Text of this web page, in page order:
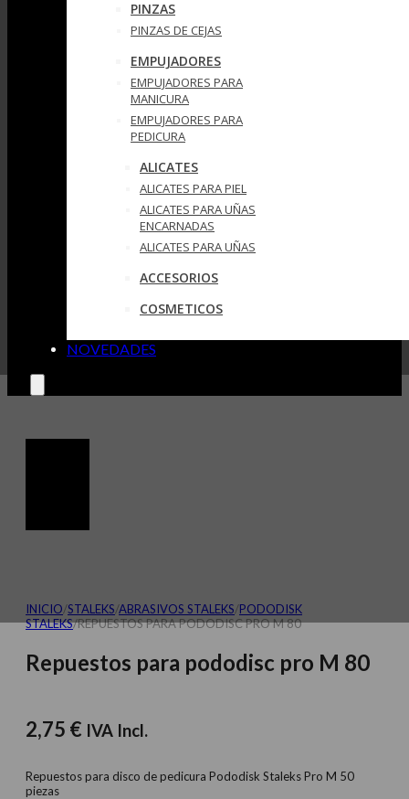
PINZAS
PINZAS DE CEJAS
EMPUJADORES
EMPUJADORES PARA
MANICURA
EMPUJADORES PARA
PEDICURA
ALICATES
ALICATES PARA PIEL
ALICATES PARA UÑAS
ENCARNADAS
ALICATES PARA UÑAS
ACCESORIOS
COSMETICOS
NOVEDADES
INICIO/STALEKS/ABRASIVOS STALEKS/PODODISK
STALEKS/REPUESTOS PARA PODODISC PRO M 80
Repuestos para pododisc pro M 80
2,75 € IVA Incl.
Repuestos para disco de pedicura Pododisk Staleks Pro M 50
piezas